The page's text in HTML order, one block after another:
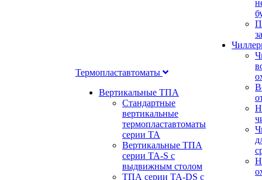
Термопластавтоматы
Вертикальные ТПА
Стандартные
вертикальные
термопластавтоматы
серии ТА
Вертикальные ТПА
серии ТА-S с
выдвижным столом
ТПА серии ТА-DS с